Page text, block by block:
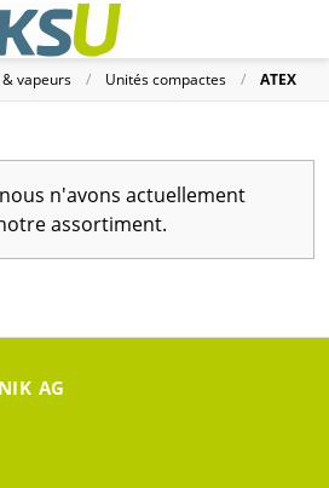
& vapeurs Unités compactes ATEX
n'avons actuellement
assortiment.
AG